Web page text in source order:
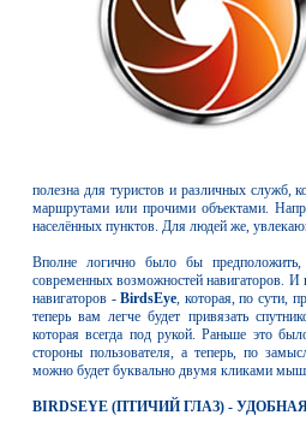
полезна для туристов и различных служб,
маршрутами или прочими объектами.
населённых пунктов. Для людей же,
Вполне логично было бы
современных возможностей навигаторов.
навигаторов -BirdsEye, которая, по сути,
теперь вам легче будет привязать
которая всегда под рукой. Раньше это
стороны пользователя, а теперь, по
можно будет буквально двумя кликами
BIRDSEYE (ПТИЧИЙ ГЛАЗ) -